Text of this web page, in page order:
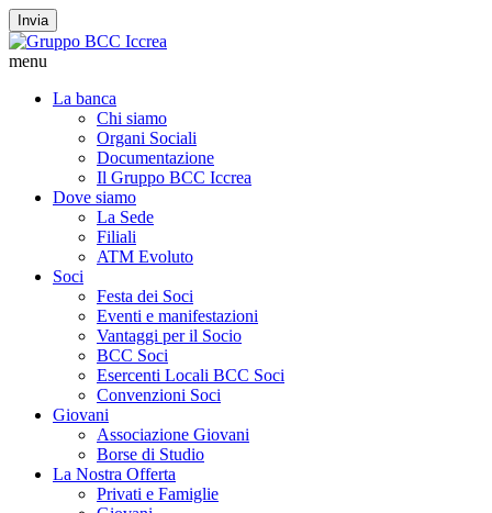
Invia
menu
La banca
Chi siamo
Organi Sociali
Documentazione
Il Gruppo BCC Iccrea
Dove siamo
La Sede
Filiali
ATM Evoluto
Soci
Festa dei Soci
Eventi e manifestazioni
Vantaggi per il Socio
BCC Soci
Esercenti Locali BCC Soci
Convenzioni Soci
Giovani
Associazione Giovani
Borse di Studio
La Nostra Offerta
Privati e Famiglie